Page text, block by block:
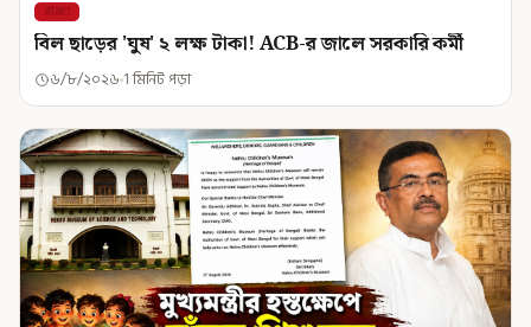
রাজ্য
বিল ছাড়ের 'ঘুষ' ২ লক্ষ টাকা! ACB-র জালে সরকারি কর্মী
৬/৮/২০২৬ 1 মিনিট পড়া